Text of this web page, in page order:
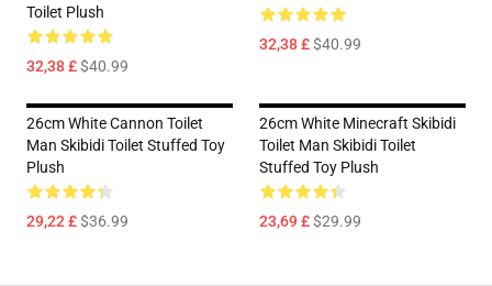
Toilet Plush
32,38 £$40.99
32,38 £$40.99
26cm White Cannon Toilet
Man Skibidi Toilet Stuffed Toy
Plush
29,22 £$36.99
26cm White Minecraft Skibidi
Toilet Man Skibidi Toilet
Stuffed Toy Plush
23,69 £$29.99